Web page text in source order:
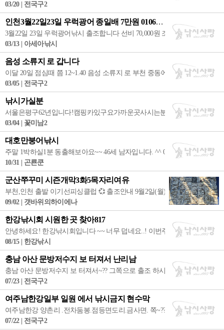
03/20 | 전국구2
인천3월22일23일 우럭광어 종일배 7만원 01063425776 아세아낚시
3월22일 23일 우럭광어낚시 출조합니다 선비 70,000원 조식+중식+커피=제공
03/13 | 아세아낚시
음성 소류지 로 갑니다
이달 20일 점심때 쯤 12~1.40 음성 소류지 로 부천 중동에서 출발 대략
03/05 | 전국구2
낚시가실분
서울은평구62년입니다!캠핑카있구요가까운곳사시는분함깨가고십읍니다
03/04 | 꽃미남2
대호만붕어낚시
주말 1박하실1분 동출해보아요~~ 46세 남자입니다. ^^ 010-4968-3182
10/31 | 곤룐쿤
군산쭈꾸미 시즌개막3화5목자리여유
부천,인천 출발 이기선피싱클럽 💞 출조안내 9월2일(월) 오늘 군산 쭈꾸미
09/02 | 갯바위의하이에나
한강낚시회 시원한 곳 찾아817
안녕하세요! 한강낚시회입니다 ~~ 너무 덥네요..! 이번주 우리 낚시회 출
08/15 | 한강낚시
충남 아산 문방저수지 보 터져서 난리남
충남 아산 문방저수지 보 터져서~?? 그쪽으로 출조 하시는 회원님들 참고
07/23 | 전국구2
여주남한강일부 일원 에서 낚시금지 현수막
여주남한강 양촌리 .전차둠봉.점등면도리.금사면. 쪽~??? 캠핌&낚시 금지
07/22 | 전국구2